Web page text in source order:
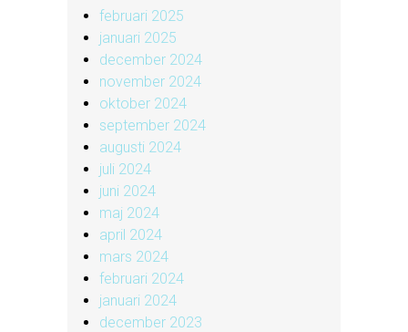
februari 2025
januari 2025
december 2024
november 2024
oktober 2024
september 2024
augusti 2024
juli 2024
juni 2024
maj 2024
april 2024
mars 2024
februari 2024
januari 2024
december 2023